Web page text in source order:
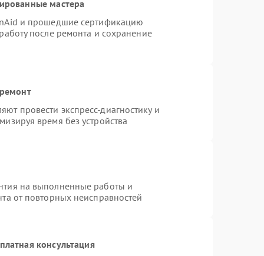
мастера
и прошедшие сертификацию
после ремонта и сохранение
провести экспресс-диагностику и
время без устройства
на выполненные работы и
от повторных неисправностей
консультация